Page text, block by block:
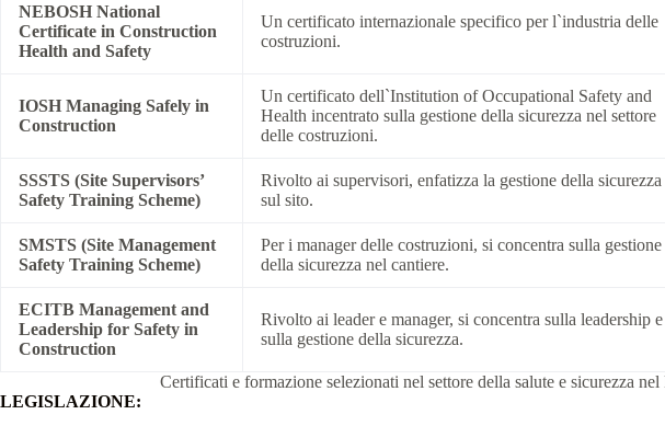
NEBOSH National
Certificate in Construction
Health and Safety
Un certificato internazionale specifico per l`industria delle
costruzioni.
IOSH Managing Safely in
Construction
Un certificato dell`Institution of Occupational Safety and
Health incentrato sulla gestione della sicurezza nel settore
delle costruzioni.
SSSTS (Site Supervisors’
Safety Training Scheme)
Rivolto ai supervisori, enfatizza la gestione della sicurezza
sul sito.
SMSTS (Site Management
Safety Training Scheme)
Per i manager delle costruzioni, si concentra sulla gestione
della sicurezza nel cantiere.
ECITB Management and
Leadership for Safety in
Construction
Rivolto ai leader e manager, si concentra sulla leadership e
sulla gestione della sicurezza.
Certificati e formazione selezionati nel settore della salute e sicurezza
LEGISLAZIONE: